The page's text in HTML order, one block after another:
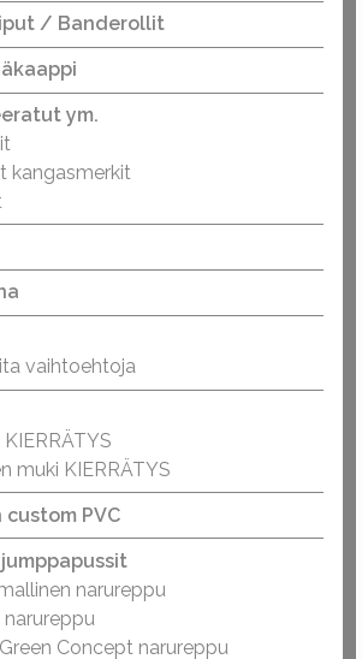
/ Banderollit
ym.
kangasmerkit
vaihtoehtoja
muki KIERRÄTYS
PVC
narureppu
narureppu
Concept narureppu